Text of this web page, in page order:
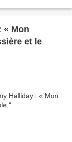
« Mon
et le